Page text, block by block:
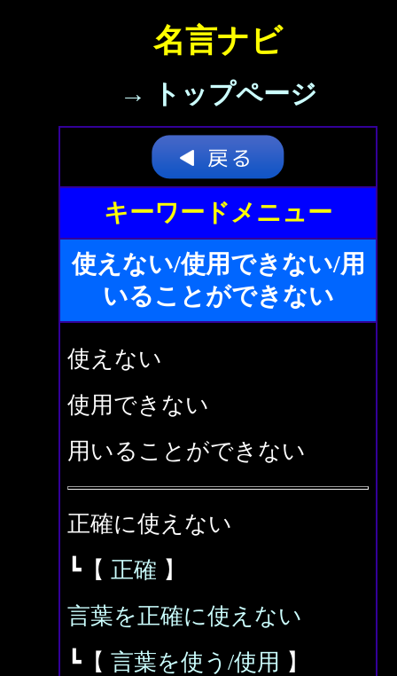
名言ナビ
→ トップページ
キーワードメニュー
使えない/使用できない/用
いることができない
使えない
使用できない
用いることができない
正確に使えない
┗【 正確 】
言葉を正確に使えない
┗【 言葉を使う/使用 】